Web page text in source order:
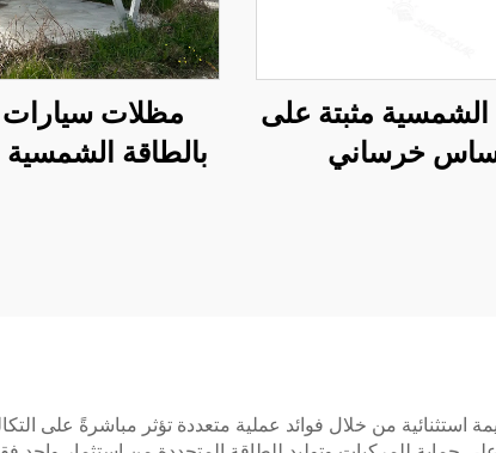
الشمسية مثبتة على
خرساني
مظلات
بالطاقة الشمسية
من خلال فوائد عملية متعددة تؤثر مباشرةً على